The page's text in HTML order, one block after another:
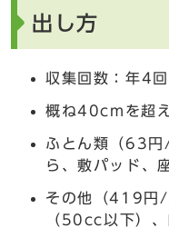
出し方
収集回数：年4
概ね40cmを超
ふとん類（63円
ら、敷パッド、
その他（419円/
（50cc以下）